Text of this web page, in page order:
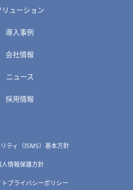
リューション
導入事例
会社情報
ニュース
採用情報
ティ（ISMS）基本方針
人情報保護方針
プライバシーポリシー